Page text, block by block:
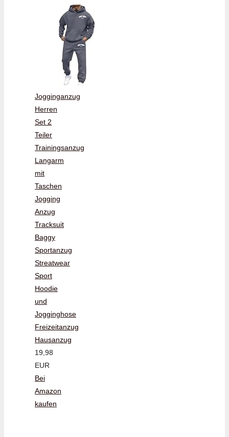
Jogginganzug
Herren
Set 2
Teiler
Trainingsanzug
Langarm
mit
Taschen
Jogging
Anzug
Tracksuit
Baggy
Sportanzug
Streatwear
Sport
Hoodie
und
Jogginghose
Freizeitanzug
Hausanzug
19,98
EUR
Bei
Amazon
kaufen